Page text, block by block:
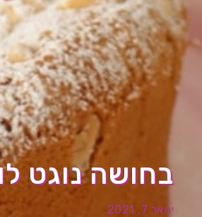
בחושה נוגט
ינואר 7, 2021